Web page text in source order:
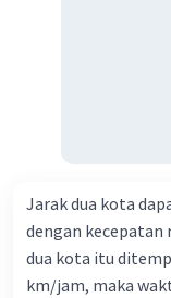
Jarak dua kota
dengan
dua kota itu
km/jam, maka waktu